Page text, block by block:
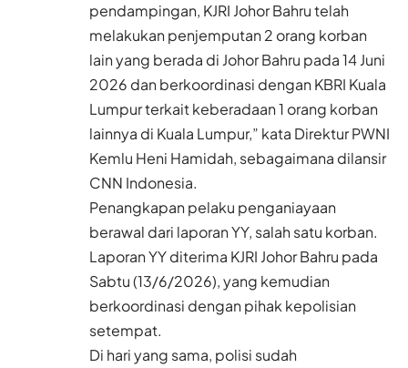
pendampingan, KJRI Johor Bahru telah
melakukan penjemputan 2 orang korban
lain yang berada di Johor Bahru pada 14 Juni
2026 dan berkoordinasi dengan KBRI Kuala
Lumpur terkait keberadaan 1 orang korban
lainnya di Kuala Lumpur,” kata Direktur PWNI
Kemlu Heni Hamidah, sebagaimana dilansir
CNN Indonesia.
Penangkapan pelaku penganiayaan
berawal dari laporan YY, salah satu korban.
Laporan YY diterima KJRI Johor Bahru pada
Sabtu (13/6/2026), yang kemudian
berkoordinasi dengan pihak kepolisian
setempat.
Di hari yang sama, polisi sudah